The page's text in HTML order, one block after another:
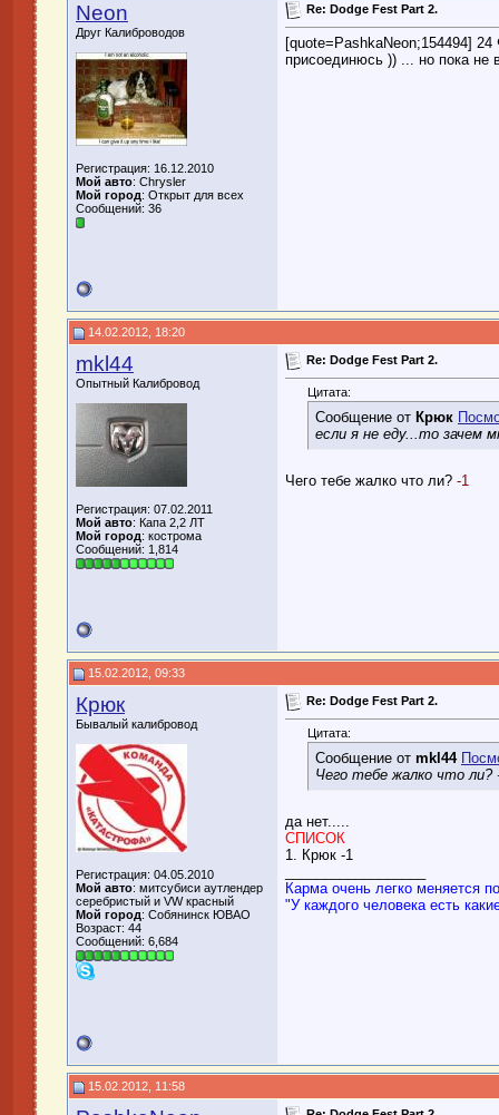
Neon
Друг Калиброводов
Регистрация: 16.12.2010
Мой авто: Chrysler
Мой город: Открыт для всех
Сообщений: 36
Re: Dodge Fest Part 2.
[quote=PashkaNeon;154494]
присоединюсь )) ... но пока не
14.02.2012, 18:20
mkl44
Опытный Калибровод
Регистрация: 07.02.2011
Мой авто: Капа 2,2 ЛТ
Мой город: кострома
Сообщений: 1,814
Re: Dodge Fest Part 2.
Цитата:
Сообщение от Крюк
если я не еду...то зачем
Чего тебе жалко что ли? -1
15.02.2012, 09:33
Крюк
Бывалый калибровод
Регистрация: 04.05.2010
Мой авто: митсубиси аутлендер
серебристый и VW красный
Мой город: Собянинск ЮВАО
Возраст: 44
Сообщений: 6,684
Re: Dodge Fest Part 2.
Цитата:
Сообщение от mkl44
Чего тебе жалко что ли?
да нет.....
СПИСОК
1. Крюк -1
Карма очень легко меняется
"У каждого человека есть
15.02.2012, 11:58